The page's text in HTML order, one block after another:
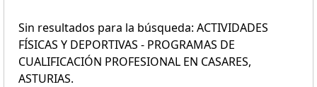
Sin resultados para la búsqueda: ACTIVIDADES
FÍSICAS Y DEPORTIVAS - PROGRAMAS DE
CUALIFICACIÓN PROFESIONAL EN CASARES,
ASTURIAS.